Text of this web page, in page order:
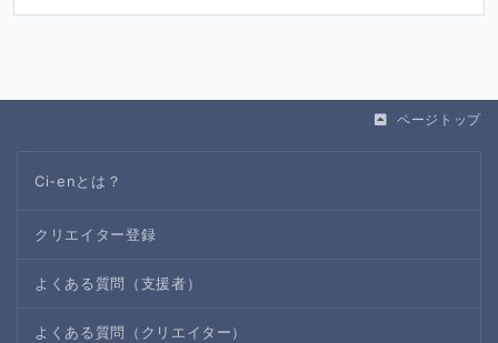
ページトップ
Ci-enとは？
クリエイター登録
よくある質問（支援者）
よくある質問（クリエイター）